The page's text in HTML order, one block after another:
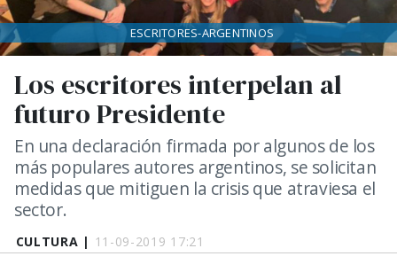
CULTURA | 11-09-2019 17:21
Los escritores interpelan al
futuro Presidente
En una declaración firmada por algunos de los
más populares autores argentinos, se solicitan
medidas que mitiguen la crisis que atraviesa el
sector.
ESCRITORES-ARGENTINOS